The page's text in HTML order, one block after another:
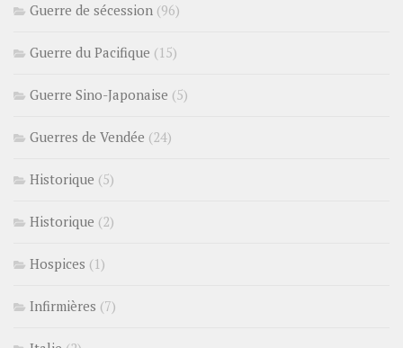
Guerre de sécession (96)
Guerre du Pacifique (15)
Guerre Sino-Japonaise (5)
Guerres de Vendée (24)
Historique (5)
Historique (2)
Hospices (1)
Infirmières (7)